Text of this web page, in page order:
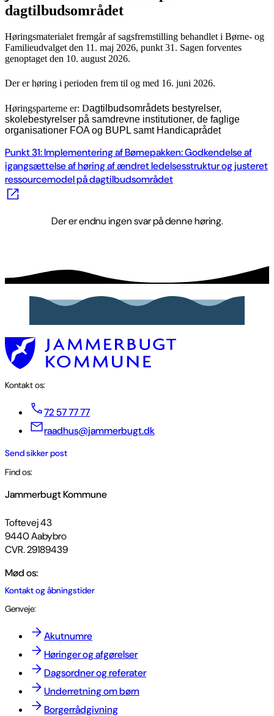
dagtilbudsområdet
Høringsmaterialet fremgår af sagsfremstilling behandlet i Børne- og
Familieudvalget den 11. maj 2026, punkt 31. Sagen forventes
genoptaget den 10. august 2026.
Der er høring i perioden frem til og med 16. juni 2026.
Høringsparterne er: Dagtilbudsområdets bestyrelser,
skolebestyrelser på samdrevne institutioner, de faglige
organisationer FOA og BUPL samt Handicaprådet
Punkt 31: Implementering af Børnepakken: Godkendelse af
igangsættelse af høring af ændret ledelsesstruktur og justeret
ressourcemodel på dagtilbudsområdet
Der er endnu ingen svar på denne høring.
Kontakt os:
72 57 77 77
raadhus@jammerbugt.dk
Send sikker post
Find os:
Jammerbugt Kommune
Toftevej 43
9440 Aabybro
CVR. 29189439
Mød os:
Kontakt og åbningstider
Genveje:
Akutnumre
Høringer og afgørelser
Dagsordner og referater
Underretning om børn
Borgerrådgivning